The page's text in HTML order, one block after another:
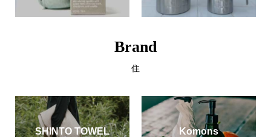
Brand
住
SHINTO TOWEL Komons